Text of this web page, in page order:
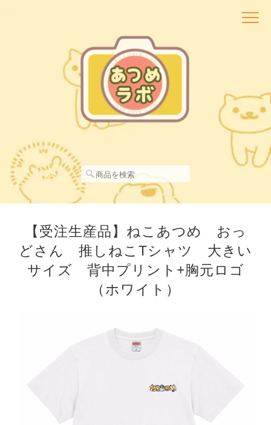
【受注生産品】ねこあつめ おっ
どさん 推しねこTシャツ 大きい
サイズ 背中プリント+胸元ロゴ
（ホワイト）